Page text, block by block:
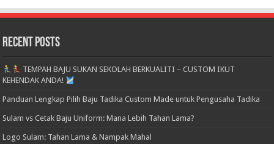
Recent Posts
TEMPAH BAJU SUKAN SEKOLAH BERKUALITI – CUSTOM IKUT
KEHENDAK ANDA!
Panduan Lengkap Pilih Baju Tadika Custom Made untuk Pengusaha Tadika
Sulam vs Cetak Baju Uniform: Mana Lebih Tahan Lama?
Logo Sulam: Tahan Lama & Nampak Mahal